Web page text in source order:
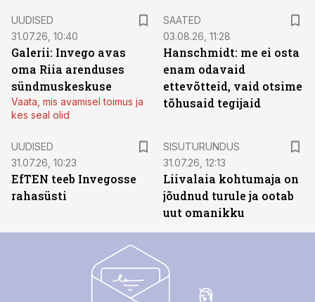
UUDISED
31.07.26, 10:40
Galerii: Invego avas
oma Riia arenduses
sündmuskeskuse
Vaata, mis avamisel toimus ja
kes seal olid
SAATED
03.08.26, 11:28
Hanschmidt: me ei osta
enam odavaid
ettevõtteid, vaid otsime
tõhusaid tegijaid
UUDISED
31.07.26, 10:23
EfTEN teeb Invegosse
rahasüsti
SISUTURUNDUS
31.07.26, 12:13
Liivalaia kohtumaja on
jõudnud turule ja ootab
uut omanikku